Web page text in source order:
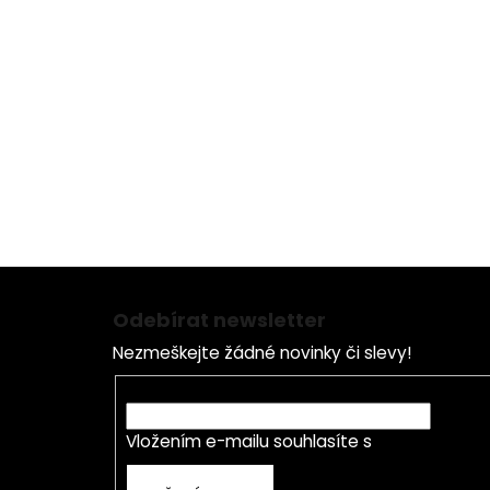
Z
Odebírat newsletter
Nezmeškejte žádné novinky či slevy!
Vložením e-mailu souhlasíte s